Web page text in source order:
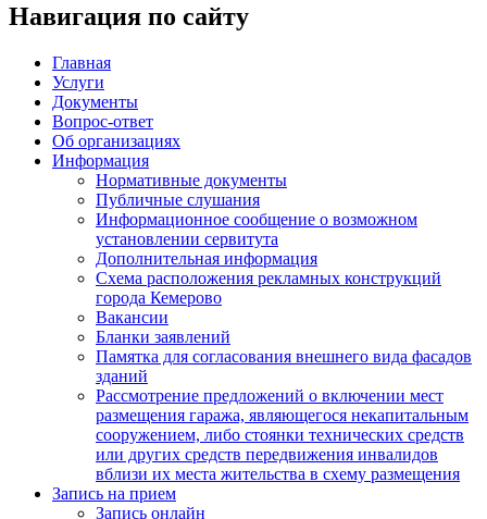
Навигация по сайту
Главная
Услуги
Документы
Вопрос-ответ
Об организациях
Информация
Нормативные документы
Публичные слушания
Информационное сообщение о возможном
установлении сервитута
Дополнительная информация
Схема расположения рекламных конструкций
города Кемерово
Вакансии
Бланки заявлений
Памятка для согласования внешнего вида фасадов
зданий
Рассмотрение предложений о включении мест
размещения гаража, являющегося некапитальным
сооружением, либо стоянки технических средств
или других средств передвижения инвалидов
вблизи их места жительства в схему размещения
Запись на прием
Запись онлайн